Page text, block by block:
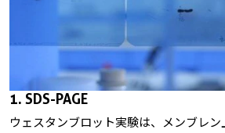
1. SDS-PAGE
ウェスタンブロット実験は、メンブレ